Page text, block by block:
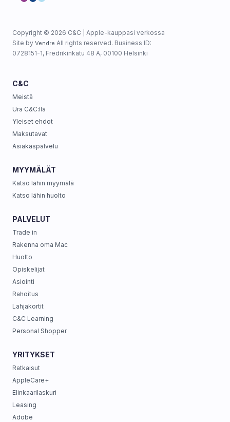
Copyright © 2026 C&C | Apple-kauppasi verkossa
Site by Vendre All rights reserved. Business ID:
0728151-1, Fredrikinkatu 48 A, 00100 Helsinki
C&C
Meistä
Ura C&C:llä
Yleiset ehdot
Maksutavat
Asiakaspalvelu
MYYMÄLÄT
Katso lähin myymälä
Katso lähin huolto
PALVELUT
Trade in
Rakenna oma Mac
Huolto
Opiskelijat
Asiointi
Rahoitus
Lahjakortit
C&C Learning
Personal Shopper
YRITYKSET
Ratkaisut
AppleCare+
Elinkaarilaskuri
Leasing
Adobe